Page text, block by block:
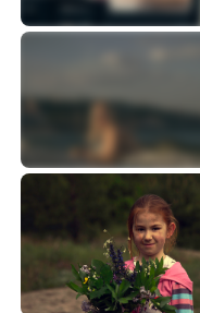
Сомелье...
Mermaid's life...